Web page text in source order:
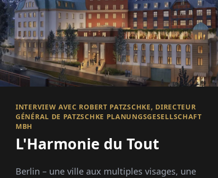
INTERVIEW AVEC ROBERT PATZSCHKE, DIRECTEUR
GÉNÉRAL DE PATZSCHKE PLANUNGSGESELLSCHAFT
MBH
L'Harmonie du Tout
Berlin – une ville aux multiples visages, une